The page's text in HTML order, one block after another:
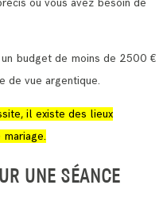
budget de moins de 2500 €
de vue argentique.
il existe des lieux
UNE SÉANCE